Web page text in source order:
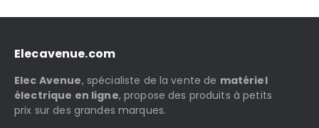
Elecavenue.com
Elec Avenue, spécialiste de la vente de matériel
électrique en ligne, propose des produits à petits
prix sur des grandes marques.